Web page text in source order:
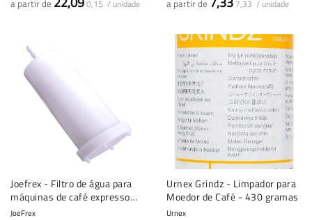
a partir de 0,15 / unidade a partir de 7,33 / unidade
Joefrex - Filtro de água para
máquinas de café expresso
Universal - 1 peça
JoeFrex
Urnex Grindz - Limpador para
Moedor de Café - 430 gramas
Urnex